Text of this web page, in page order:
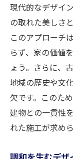
現代的なデザイ
の取れた美しさ
このアプローチ
らず、家の価値
ょう。さらに、
地域の歴史や文
欠です。このた
建物との一貫性
れた施工が求めら
調和を生むデザ